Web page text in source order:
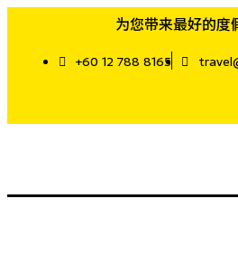
为您带来最好的度
+60 12 788 8165